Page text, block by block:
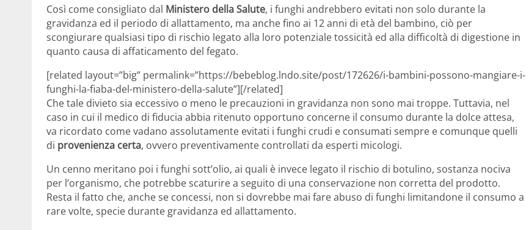
Così come consigliato dal Ministero della Salute, i funghi andrebbero evitati non solo durante la
gravidanza ed il periodo di allattamento, ma anche fino ai 12 anni di età del bambino, ciò per
scongiurare qualsiasi tipo di rischio legato alla loro potenziale tossicità ed alla difficoltà di digestione in
quanto causa di affaticamento del fegato.
[related layout=”big” permalink=”https://bebeblog.lndo.site/post/172626/i-bambini-possono-mangiare-i-
funghi-la-fiaba-del-ministero-della-salute”][/related]
Che tale divieto sia eccessivo o meno le precauzioni in gravidanza non sono mai troppe. Tuttavia, nel
caso in cui il medico di fiducia abbia ritenuto opportuno concerne il consumo durante la dolce attesa,
va ricordato come vadano assolutamente evitati i funghi crudi e consumati sempre e comunque quelli
di provenienza certa, ovvero preventivamente controllati da esperti micologi.
Un cenno meritano poi i funghi sott’olio, ai quali è invece legato il rischio di botulino, sostanza nociva
per l’organismo, che potrebbe scaturire a seguito di una conservazione non corretta del prodotto.
Resta il fatto che, anche se concessi, non si dovrebbe mai fare abuso di funghi limitandone il consumo a
rare volte, specie durante gravidanza ed allattamento.